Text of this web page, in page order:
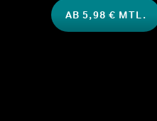
AB 5,98 € MTL.